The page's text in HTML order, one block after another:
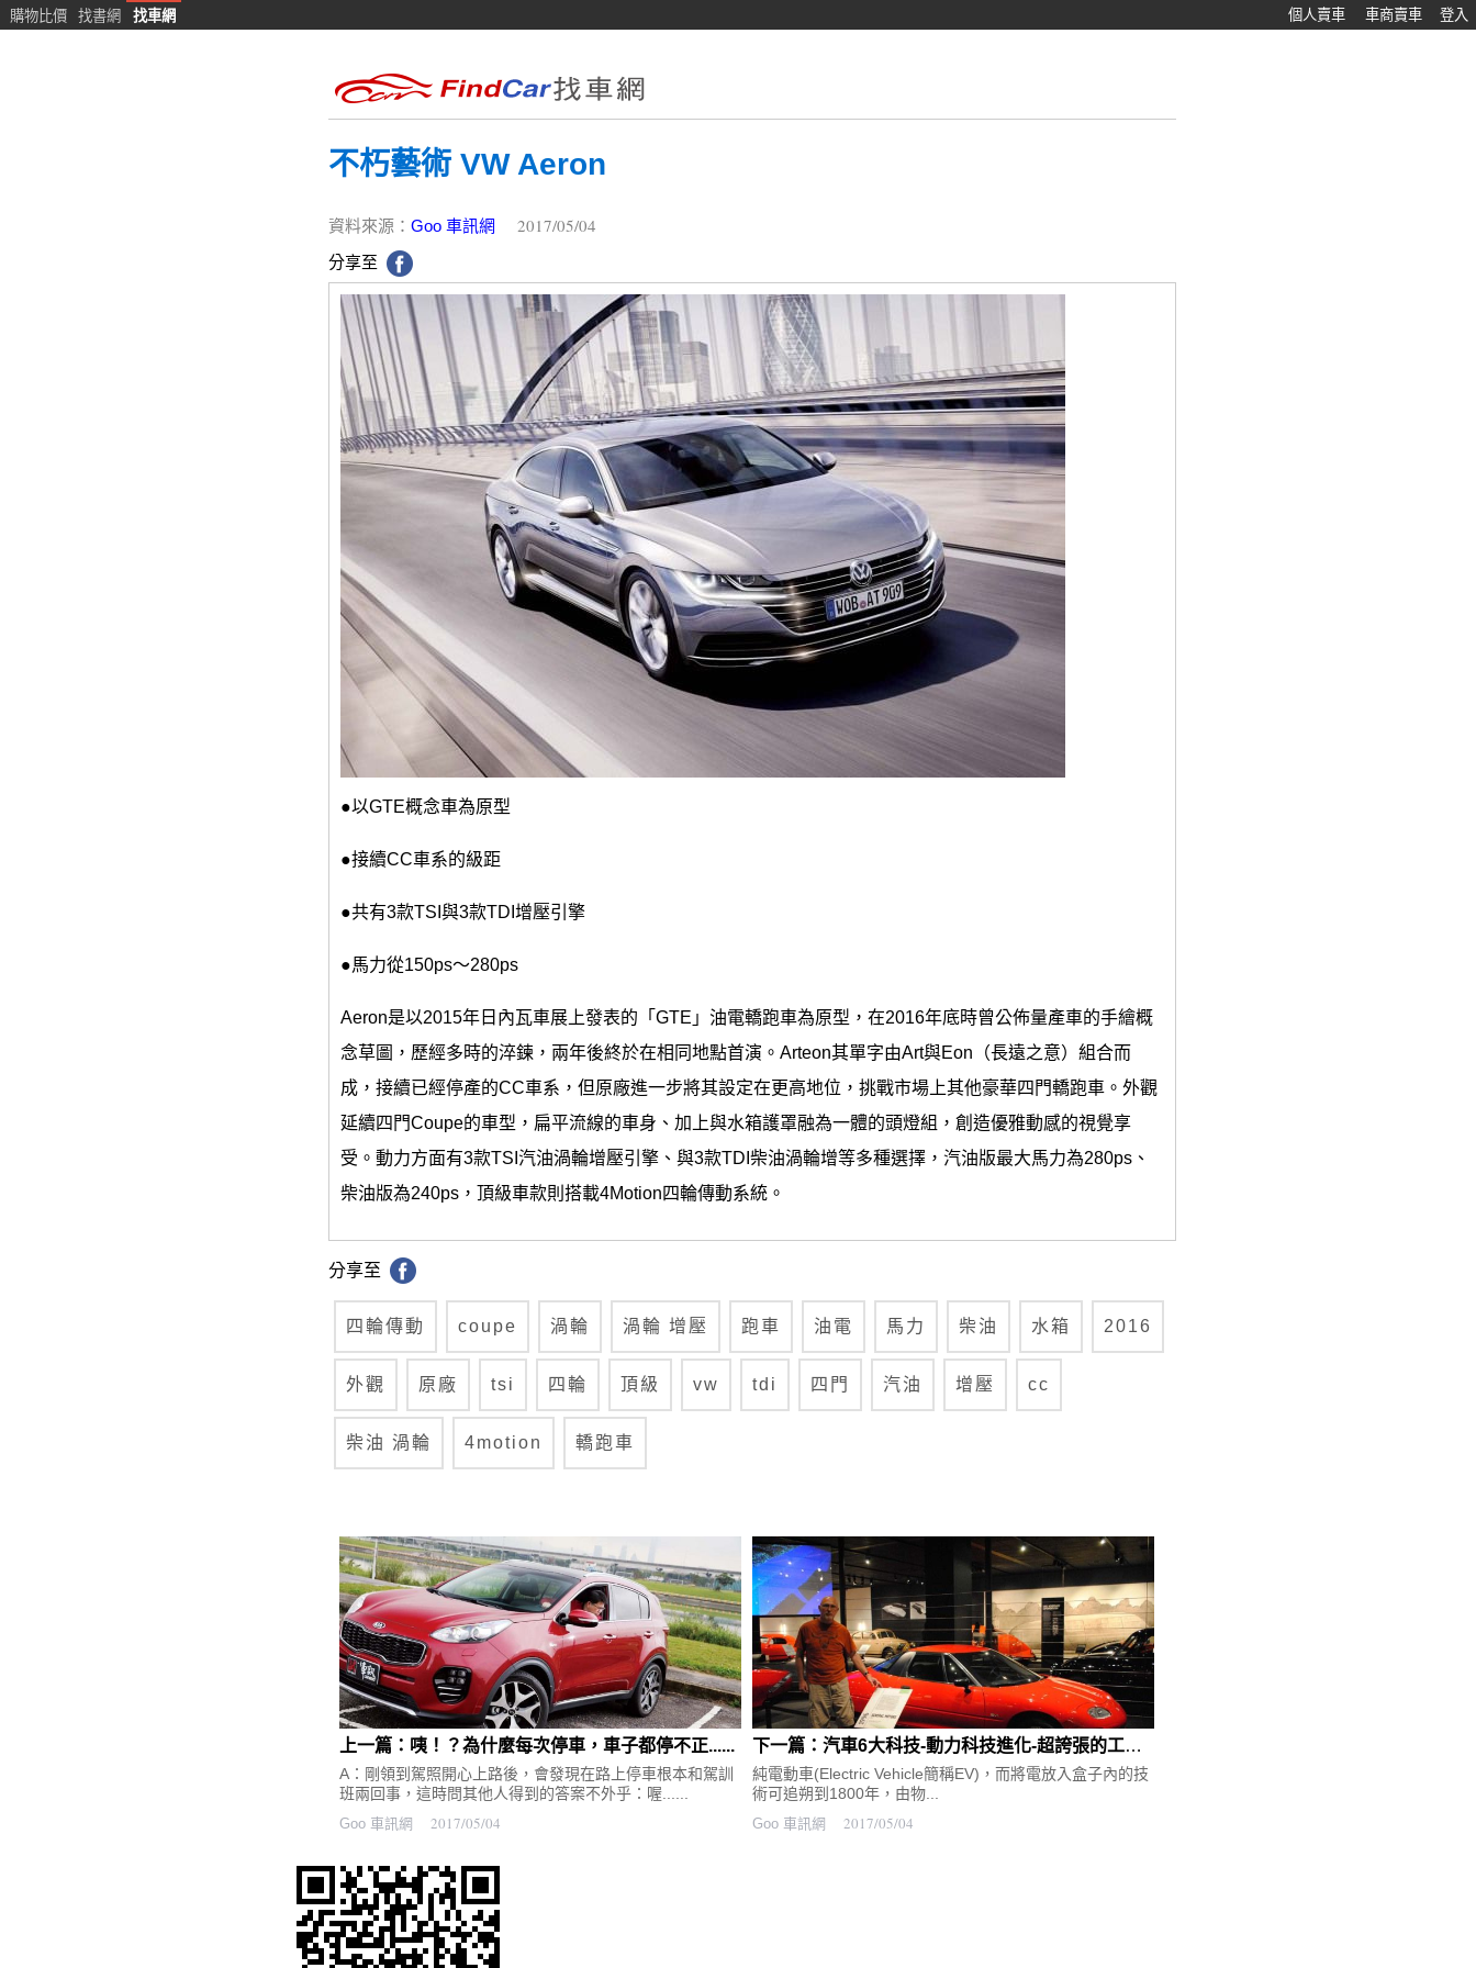
購物比價 找書網 找車網 個人賣車 車商賣車 登入
不朽藝術 VW Aeron
資料來源： Goo 車訊網 2017/05/04
分享至
●以GTE概念車為原型
●接續CC車系的級距
●共有3款TSI與3款TDI增壓引擎
●馬力從150ps～280ps
Aeron是以2015年日內瓦車展上發表的「GTE」油電轎跑車為原型，在2016年底時曾公佈量產車的手繪概
念草圖，歷經多時的淬鍊，兩年後終於在相同地點首演。Arteon其單字由Art與Eon（長遠之意）組合而
成，接續已經停產的CC車系，但原廠進一步將其設定在更高地位，挑戰市場上其他豪華四門轎跑車。外觀
延續四門Coupe的車型，扁平流線的車身、加上與水箱護罩融為一體的頭燈組，創造優雅動感的視覺享
受。動力方面有3款TSI汽油渦輪增壓引擎、與3款TDI柴油渦輪增等多種選擇，汽油版最大馬力為280ps、
柴油版為240ps，頂級車款則搭載4Motion四輪傳動系統。
分享至
四輪傳動 coupe 渦輪 渦輪 增壓 跑車 油電 馬力 柴油 水箱 2016
外觀 原廠 tsi 四輪 頂級 vw tdi 四門 汽油 增壓 cc
柴油 渦輪 4motion 轎跑車
上一篇：咦！？為什麼每次停車，車子都停不正......
A：剛領到駕照開心上路後，會發現在路上停車根本和駕訓
班兩回事，這時問其他人得到的答案不外乎：喔......
Goo 車訊網 2017/05/04
下一篇：汽車6大科技-動力科技進化-超誇張的工作效率，無法想像的EV車
純電動車(Electric Vehicle簡稱EV)，而將電放入盒子內的技
術可追朔到1800年，由物...
Goo 車訊網 2017/05/04